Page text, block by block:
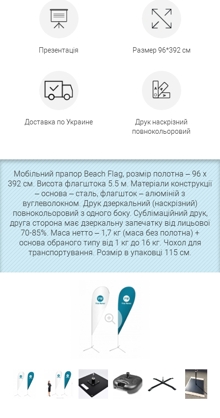
Презентація Размер 96*392 см
Доставка по Украине
Друк наскрізний
повнокольоровий
Мобільний прапор Beach Flag, розмір полотна – 96 х
392 см. Висота флагштока 5.5 м. Матеріали конструкції
– основа – сталь, флагшток – алюміній з
вуглеволокном. Друк дзеркальний (наскрізний)
повнокольоровий з одного боку. Сублімаційний друк,
друга сторона має дзеркальну запечатку від лицьової
70-85%. Маса нетто – 1,7 кг (маса без полотна) +
основа обраного типу від 1 кг до 16 кг. Чохол для
транспортування. Розмір в упаковці 115 см.